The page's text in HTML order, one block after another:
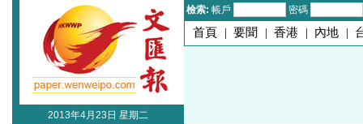
檢索: 帳戶 密碼
首頁 | 要聞 | 香港 | 內地 |
2013年4月23日 星期二